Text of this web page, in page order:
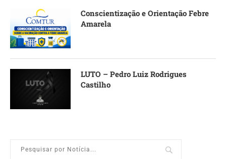
Conscientização e Orientação Febre
Amarela
LUTO – Pedro Luiz Rodrigues
Castilho